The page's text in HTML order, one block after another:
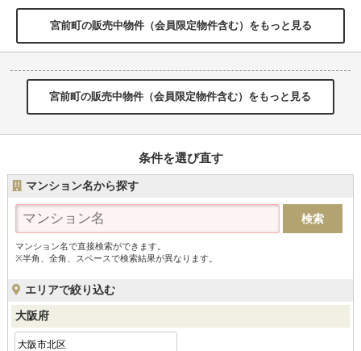
宮前町の販売中物件（会員限定物件含む）をもっと見る
宮前町の販売中物件（会員限定物件含む）をもっと見る
条件を選び直す
マンション名から探す
マンション名で直接検索ができます。
※半角、全角、スペースで検索結果が異なります。
エリアで絞り込む
大阪府
大阪市北区